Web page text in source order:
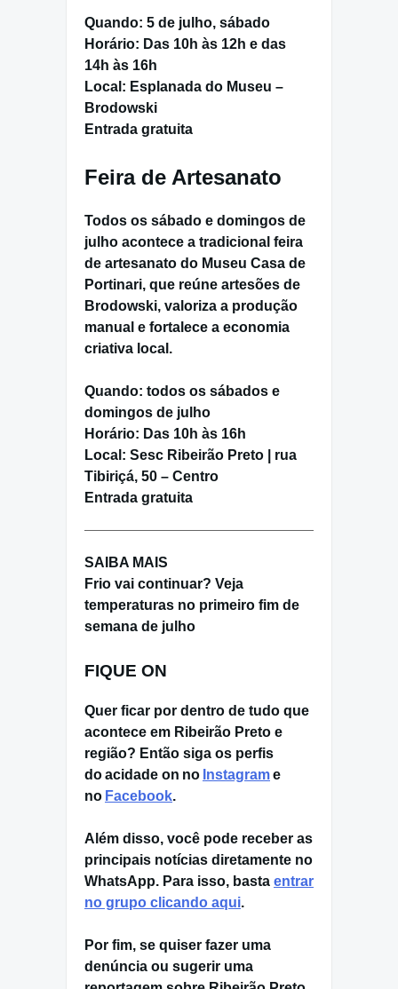
Quando: 5 de julho, sábado
Horário: Das 10h às 12h e das
14h às 16h
Local: Esplanada do Museu –
Brodowski
Entrada gratuita
Feira de Artesanato
Todos os sábado e domingos de
julho acontece a tradicional feira
de artesanato do Museu Casa de
Portinari, que reúne artesões de
Brodowski, valoriza a produção
manual e fortalece a economia
criativa local.
Quando: todos os sábados e
domingos de julho
Horário: Das 10h às 16h
Local: Sesc Ribeirão Preto | rua
Tibiriçá, 50 – Centro
Entrada gratuita
SAIBA MAIS
Frio vai continuar? Veja
temperaturas no primeiro fim de
semana de julho
FIQUE ON
Quer ficar por dentro de tudo que
acontece em Ribeirão Preto e
região? Então siga os perfis
do acidade on no Instagrame
no Facebook.
Além disso, você pode receber as
principais notícias diretamente no
WhatsApp. Para isso, basta entrar
no grupo clicando aqui.
Por fim, se quiser fazer uma
denúncia ou sugerir uma